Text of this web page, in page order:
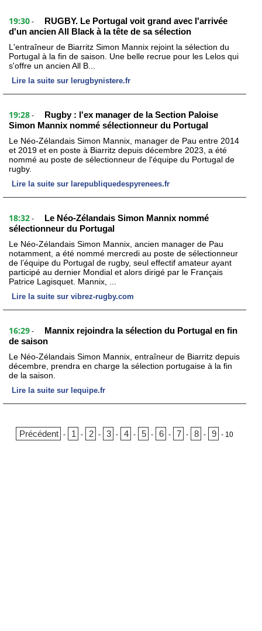
19:30 -
RUGBY. Le Portugal voit grand avec l'arrivée
d'un ancien All Black à la tête de sa sélection
L'entraîneur de Biarritz Simon Mannix rejoint la sélection du
Portugal à la fin de saison. Une belle recrue pour les Lelos qui
s'offre un ancien All B...
Lire la suite sur lerugbynistere.fr
19:28 -
Rugby : l'ex manager de la Section Paloise
Simon Mannix nommé sélectionneur du Portugal
Le Néo-Zélandais Simon Mannix, manager de Pau entre 2014
et 2019 et en poste à Biarritz depuis décembre 2023, a été
nommé au poste de sélectionneur de l'équipe du Portugal de
rugby.
Lire la suite sur larepubliquedespyrenees.fr
18:32 -
Le Néo-Zélandais Simon Mannix nommé
sélectionneur du Portugal
Le Néo-Zélandais Simon Mannix, ancien manager de Pau
notamment, a été nommé mercredi au poste de sélectionneur
de l’équipe du Portugal de rugby, seul effectif amateur ayant
participé au dernier Mondial et alors dirigé par le Français
Patrice Lagisquet. Mannix, ...
Lire la suite sur vibrez-rugby.com
16:29 -
Mannix rejoindra la sélection du Portugal en fin
de saison
Le Néo-Zélandais Simon Mannix, entraîneur de Biarritz depuis
décembre, prendra en charge la sélection portugaise à la fin
de la saison.
Lire la suite sur lequipe.fr
Précédent - 1 - 2 - 3 - 4 - 5 - 6 - 7 - 8 - 9 - 10